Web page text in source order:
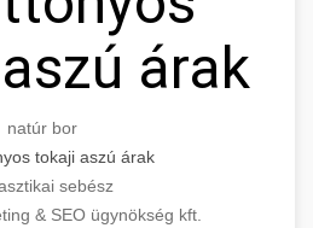
árak
natúr bor
tokaji aszú árak
sebész
& SEO ügynökség kft.